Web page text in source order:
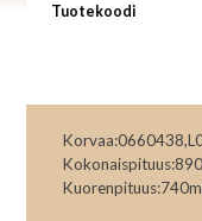
Tuotekoodi